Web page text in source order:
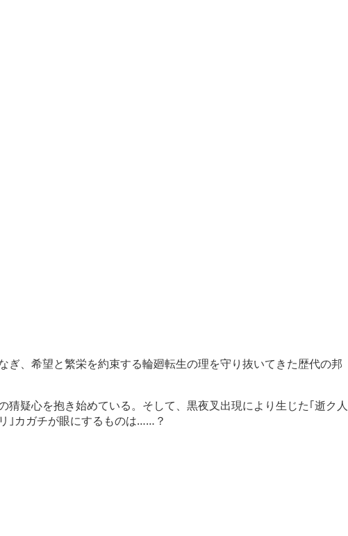
ぎ、希望と繁栄を約束する輪廻転生の理を守り抜いてきた歴代の邦
猜疑心を抱き始めている。そして、黒夜叉出現により生じた｢逝ク人
｣カガチが眼にするものは……？